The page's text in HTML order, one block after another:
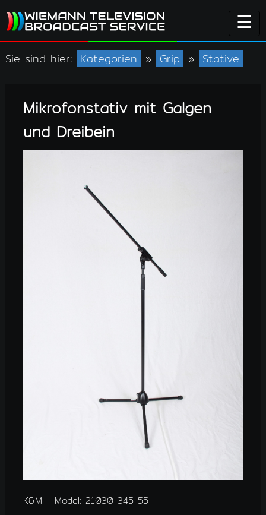
☰
Sie sind hier: Kategorien » Grip » Stative
Mikrofonstativ mit Galgen
und Dreibein
K&M - Model: 21030-345-55